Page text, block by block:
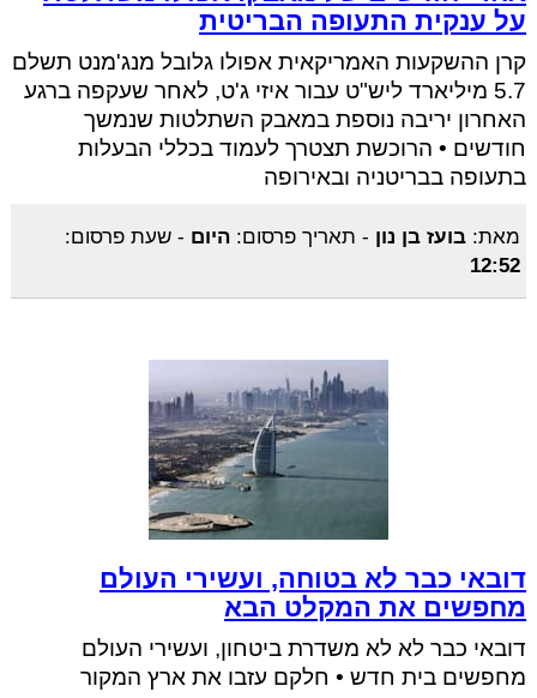
על ענקית התעופה הבריטית
קרן ההשקעות האמריקאית אפולו גלובל מנג'מנט תשלם
5.7 מיליארד ליש"ט עבור איזי ג'ט, לאחר שעקפה ברגע
האחרון יריבה נוספת במאבק השתלטות שנמשך
חודשים • הרוכשת תצטרך לעמוד בכללי הבעלות
בתעופה בבריטניה ובאירופה
מאת: בועז בן נון - תאריך פרסום: היום - שעת פרסום:
12:52
דובאי כבר לא בטוחה, ועשירי העולם
מחפשים את המקלט הבא
דובאי כבר לא לא משדרת ביטחון, ועשירי העולם
מחפשים בית חדש • חלקם עזבו את ארץ המקור